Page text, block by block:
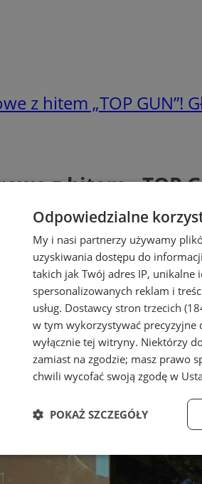
z hitem „TOP GUN”!
z hitem „TOP
Odpowiedzialne
My i nasi partnerzy używamy
uzyskiwania dostępu do
takich jak Twój adres IP,
spersonalizowanych reklam i
usług. Dostawcy stron trzecich
w tym wykorzystywać precyzyjne
wyłącznie tej witryny. Niektórzy
zamiast na zgodzie; masz prawo
chwili wycofać swoją zgodę w
POKAŻ SZCZEGÓŁY
Niezbędne